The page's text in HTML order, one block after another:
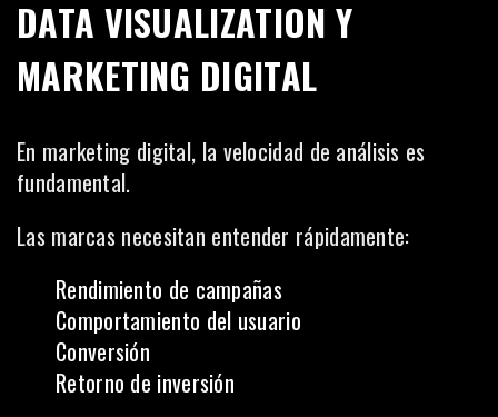
DATA VISUALIZATION Y
MARKETING DIGITAL
En marketing digital, la velocidad de análisis es
fundamental.
Las marcas necesitan entender rápidamente:
Rendimiento de campañas
Comportamiento del usuario
Conversión
Retorno de inversión